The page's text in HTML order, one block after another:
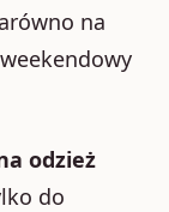
na
odzież
do